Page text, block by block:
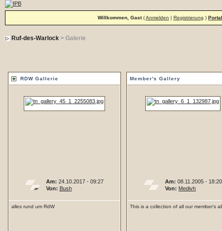
Willkommen, Gast(Anmelden | Registrierung ) Portal
Ruf-des-Warlock> Galerie
RDW Gallerie
Am: 24.10.2017 - 09:27
Von: Bush
alles rund um RdW
Member's Gallery
Am: 08.11.2005 - 18:20
Von: Medivh
This is a collection of all our member's